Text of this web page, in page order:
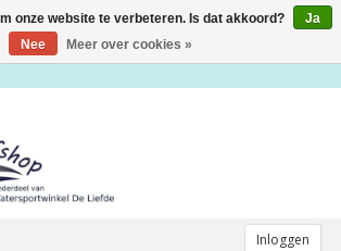
Inloggen
onze website te verbeteren. Is dat akkoord?
Ja
Nee
Meer over cookies »